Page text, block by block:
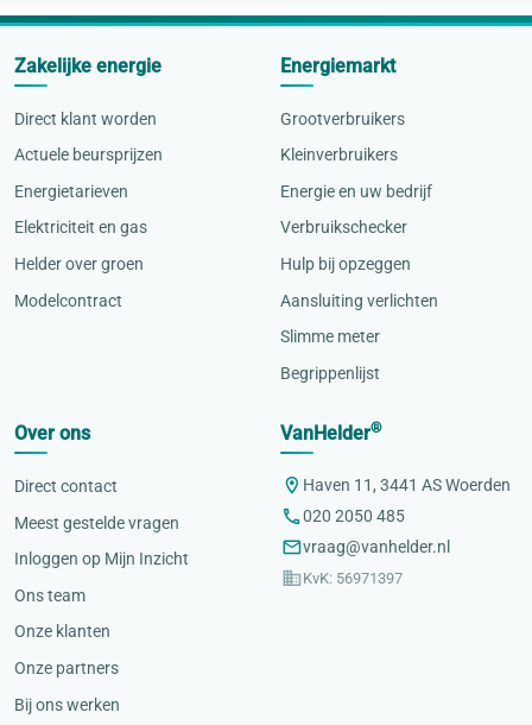
Zakelijke energie
Direct klant worden
Actuele beursprijzen
Energietarieven
Elektriciteit en gas
Helder over groen
Modelcontract
Energiemarkt
Grootverbruikers
Kleinverbruikers
Energie en uw bedrijf
Verbruikschecker
Hulp bij opzeggen
Aansluiting verlichten
Slimme meter
Begrippenlijst
Over ons
Direct contact
Meest gestelde vragen
Inloggen op Mijn Inzicht
Ons team
Onze klanten
Onze partners
Bij ons werken
VanHelder®
Haven 11, 3441 AS Woerden
020 2050 485
vraag@vanhelder.nl
KvK: 56971397